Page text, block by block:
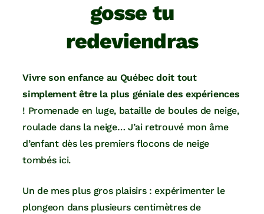
gosse tu
redeviendras
Vivre son enfance au Québec doit tout
simplement être la plus géniale des expériences
! Promenade en luge, bataille de boules de neige,
roulade dans la neige… J’ai retrouvé mon âme
d’enfant dès les premiers flocons de neige
tombés ici.
Un de mes plus gros plaisirs : expérimenter le
plongeon dans plusieurs centimètres de